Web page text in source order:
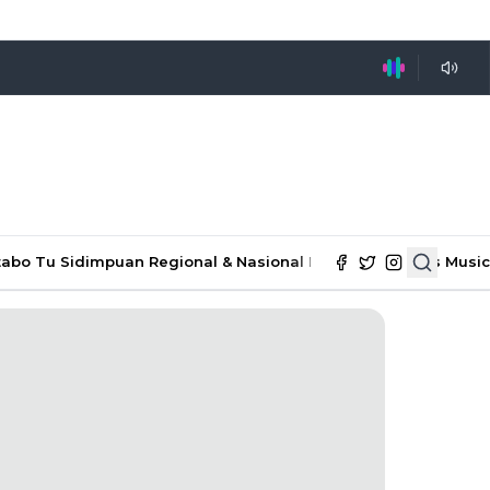
Tu Sidimpuan Regional & Nasional Ekonomi & Bisnis Music